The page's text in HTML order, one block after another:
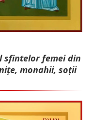
sfintelor femei din
monahii, soții